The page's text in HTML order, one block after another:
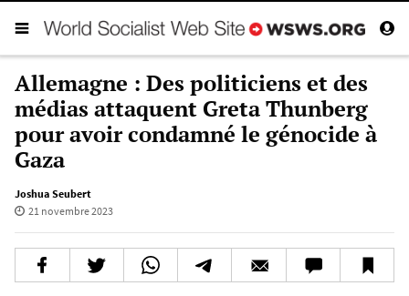
Allemagne : Des politiciens et des
médias attaquent Greta Thunberg
pour avoir condamné le génocide à
Gaza
Joshua Seubert
21 novembre 2023